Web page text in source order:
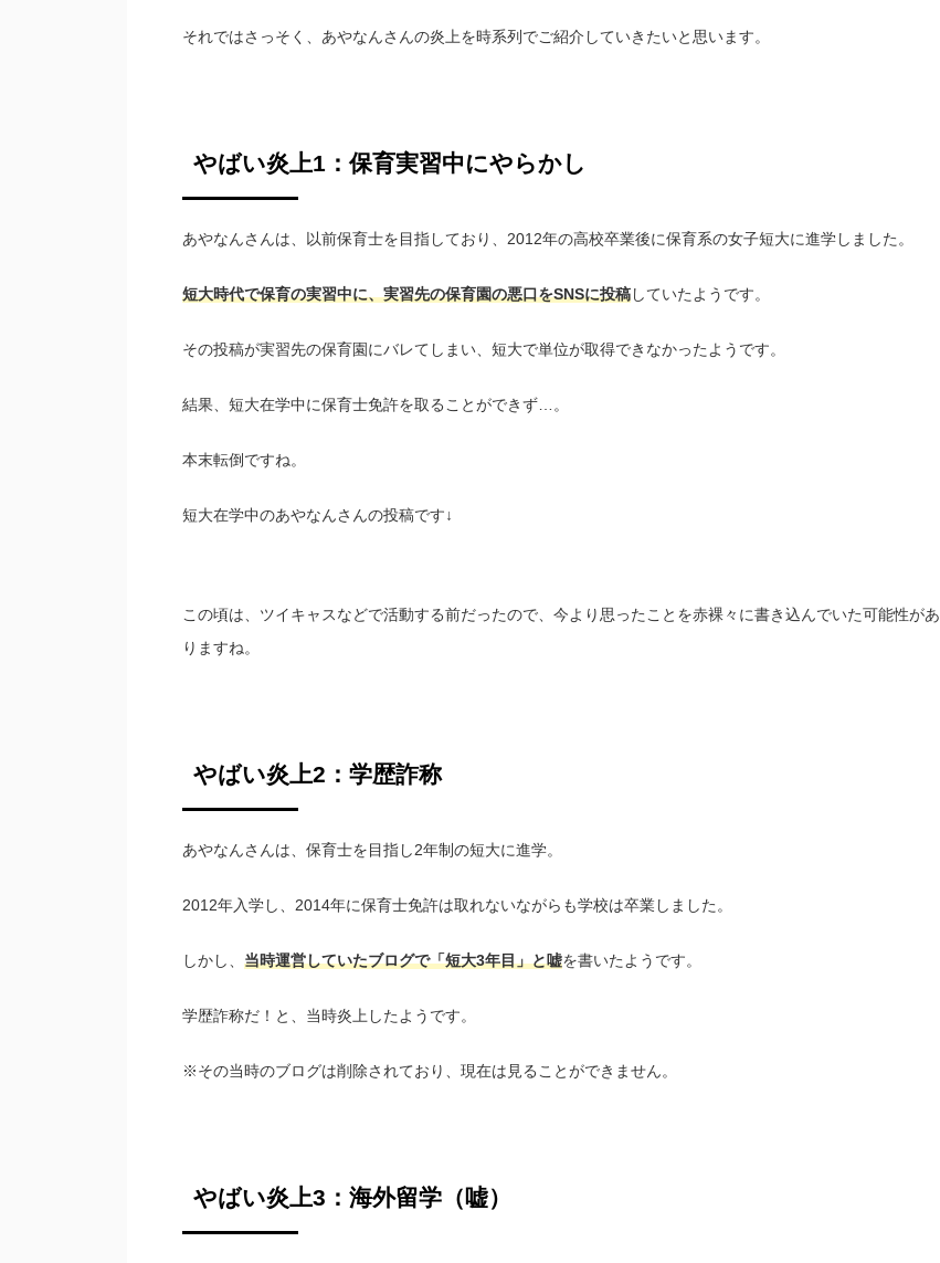
それではさっそく、あやなんさんの炎上を時系列でご紹介していきたいと思います。
やばい炎上1：保育実習中にやらかし
あやなんさんは、以前保育士を目指しており、2012年の高校卒業後に保育系の女子短大に進学しました。
短大時代で保育の実習中に、実習先の保育園の悪口をSNSに投稿していたようです。
その投稿が実習先の保育園にバレてしまい、短大で単位が取得できなかったようです。
結果、短大在学中に保育士免許を取ることができず…。
本末転倒ですね。
短大在学中のあやなんさんの投稿です↓
この頃は、ツイキャスなどで活動する前だったので、今より思ったことを赤裸々に書き込んでいた可能性があ
りますね。
やばい炎上2：学歴詐称
あやなんさんは、保育士を目指し2年制の短大に進学。
2012年入学し、2014年に保育士免許は取れないながらも学校は卒業しました。
しかし、 当時運営していたブログで「短大3年目」と嘘を書いたようです。
学歴詐称だ！と、当時炎上したようです。
※その当時のブログは削除されており、現在は見ることができません。
やばい炎上3：海外留学（嘘）